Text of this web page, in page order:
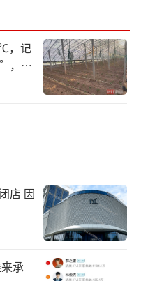
，记
，有
店 因
承